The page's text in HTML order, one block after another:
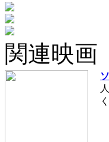
関連映画